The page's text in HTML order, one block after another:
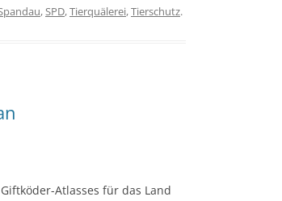
,SPD,Tierquälerei,Tierschutz.
Atlasses für das Land